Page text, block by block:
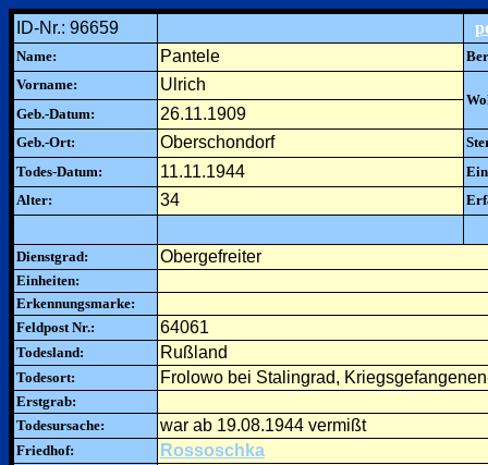
ID-Nr.: 96659
Name: Pantele
Vorname:
Ulrich
Geb.-Datum:
26.11.1909
Geb.-Ort: Oberschondorf
Todes-Datum:
11.11.1944
Alter:
34
Dienstgrad: Obergefreiter
Einheiten:
Erkennungsmarke:
Feldpost Nr.:
64061
Todesland: Rußland
Todesort: Frolowo bei Stalingrad,
Erstgrab:
Todesursache:
war ab 19.08.1944 vermißt
Friedhof: Rossoschka